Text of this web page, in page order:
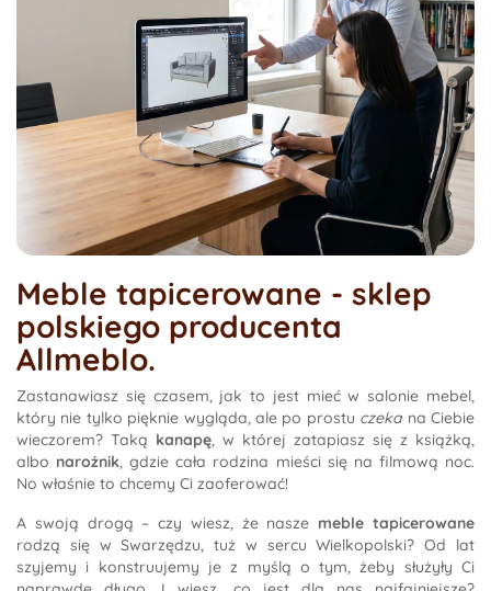
Meble tapicerowane - sklep
polskiego producenta
Allmeblo.
Zastanawiasz się czasem, jak to jest mieć w salonie mebel,
który nie tylko pięknie wygląda, ale po prostu czekana Ciebie
wieczorem? Taką kanapę, w której zatapiasz się z książką,
albo narożnik, gdzie cała rodzina mieści się na filmową noc.
No właśnie to chcemy Ci zaoferować!
A swoją drogą – czy wiesz, że nasze meble tapicerowane
rodzą się w Swarzędzu, tuż w sercu Wielkopolski? Od lat
szyjemy i konstruujemy je z myślą o tym, żeby służyły Ci